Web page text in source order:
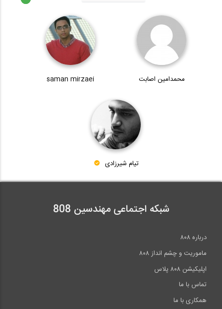
نشست تخصصی و گفت و گوی فنی نکات
طراحی،...
آموزش ویدیویی ترجمه و دوبله شده فارسی...
محمدامین اصابت saman mirzaei
تیام شیرزادی
شبکه اجتماعی مهندسین 808
درباره ۸۰۸
ماموریت و چشم انداز ۸۰۸
اپلیکیشن ۸۰۸ پلاس
تماس با ما
همکاری با ما